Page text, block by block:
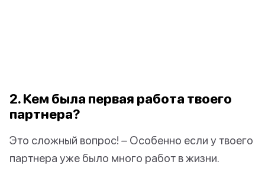
2. Кем была первая работа твоего
партнера?
Это сложный вопрос! – Особенно если у твоего
партнера уже было много работ в жизни.